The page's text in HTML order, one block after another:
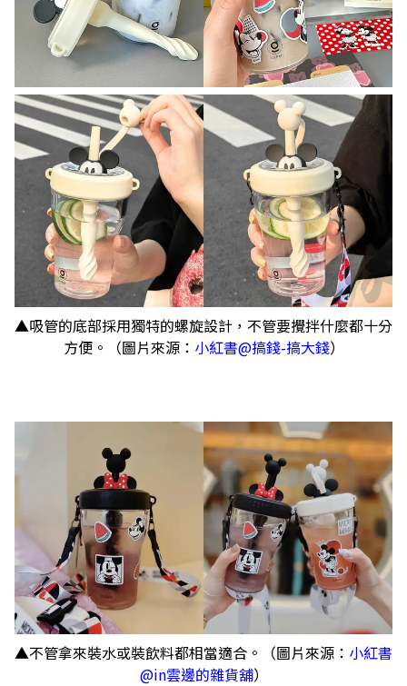
▲吸管的底部採用獨特的螺旋設計，不管要攪拌什麼都十分
方便。（圖片來源： 小紅書@搞錢-搞大錢）
▲不管拿來裝水或裝飲料都相當適合。（圖片來源： 小紅書
@in雲邊的雜貨舖）